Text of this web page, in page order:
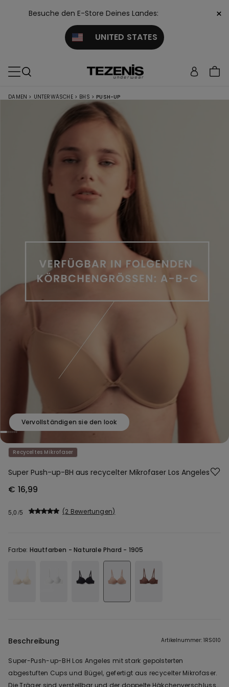
Besuche den E-Store Deines Landes:
UNITED STATES
×
DAMEN > UNTERWÄSCHE > BHS > PUSH-UP
Vervollständigen sie den look
Recyceltes Mikrofaser
Super Push-up-BH aus recycelter Mikrofaser Los Angeles
€ 16,99
5,0 2 Bewertungen
Farbe: Hautfarben -Naturale Phard - 1905
Beschreibung Artikelnummer: 1RS010
Super-Push-up-BH Los Angeles mit stark gepolsterten
abgestuften Cups und Bügel, gefertigt aus recycelter Mikrofaser.